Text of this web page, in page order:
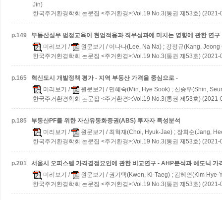
Jin)
한국주거환경학회 논문집 <주거환경>:Vol.19 No.3(통권 제53호) (2021-
p.149
부동산실무 법정교육이 현업적용과 직무성과에 미치는 영향에 관한 연구
미리보기 / 원문보기 / 이나나(Lee, Na Na) ; 강정규(Kang, Jeong
한국주거환경학회 논문집 <주거환경>:Vol.19 No.3(통권 제53호) (2021-
p.165
혁신도시 개발정책 평가 - 지역 부동산 가격을 중심으로 -
미리보기 / 원문보기 / 민혜숙(Min, Hye Sook) ; 신승우(Shin,
한국주거환경학회 논문집 <주거환경>:Vol.19 No.3(통권 제53호) (2021-
p.185
부동산PF를 위한 자산유동화증권(ABS) 투자자 특성분석
미리보기 / 원문보기 / 최혁재(Choi, Hyuk-Jae) ; 장희순(Jang,
한국주거환경학회 논문집 <주거환경>:Vol.19 No.3(통권 제53호) (2021-
p.201
서울시 오피스텔 가격결정요인에 관한 비교연구 - AHP분석과 헤도닉 가
미리보기 / 원문보기 / 권기택(Kwon, Ki-Taeg) ; 김혜연(Kim
한국주거환경학회 논문집 <주거환경>:Vol.19 No.3(통권 제53호) (2021-